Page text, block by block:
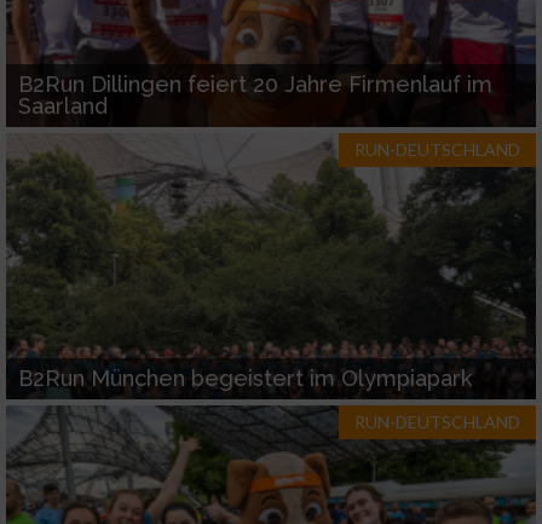
B2Run Dillingen feiert 20 Jahre Firmenlauf im
Saarland
RUN-DEUTSCHLAND
B2Run München begeistert im Olympiapark
RUN-DEUTSCHLAND
Notwendig
Performance
Funktional
Werbung